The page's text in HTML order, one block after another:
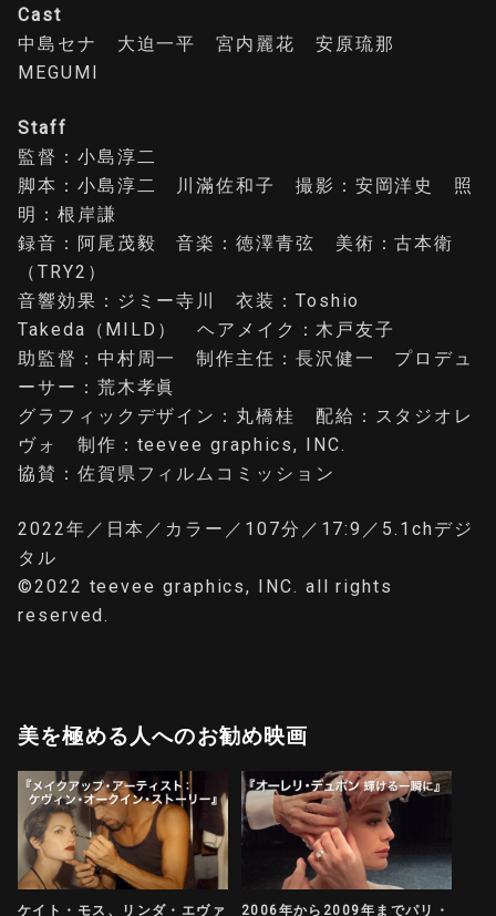
Cast
中島セナ 大迫一平 宮内麗花 安原琉那
MEGUMI
Staff
監督：小島淳二
脚本：小島淳二 川滿佐和子 撮影：安岡洋史 照
明：根岸謙
録音：阿尾茂毅 音楽：徳澤青弦 美術：古本衛
（TRY2）
音響効果：ジミー寺川 衣装：Toshio
Takeda（MILD） ヘアメイク：木戸友子
助監督：中村周一 制作主任：長沢健一 プロデュ
ーサー：荒木孝眞
グラフィックデザイン：丸橋桂 配給：スタジオレ
ヴォ 制作：teevee graphics, INC.
協賛：佐賀県フィルムコミッション
2022年／日本／カラー／107分／17:9／5.1chデジ
タル
©2022 teevee graphics, INC. all rights
reserved.
美を極める人へのお勧め映画
ケイト・モス、リンダ・エヴァ 2006年から2009年までパリ・